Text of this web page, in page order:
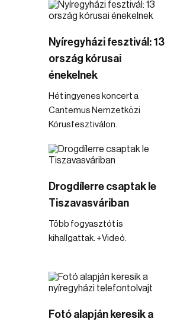
Nyíregyházi fesztivál: 13
ország kórusai
énekelnek
Hét ingyenes koncert a
Cantemus Nemzetközi
Kórusfesztiválon.
Drogdílerre csaptak le
Tiszavasváriban
Több fogyasztót is
kihallgattak. +Videó.
Fotó alapján keresik a